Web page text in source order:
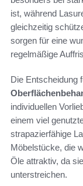
ist, während
gleichzeitig
sorgen für eine
regelmäßige
Die Entscheidung
individuellen
einem viel
strapazierfähige
Möbelstücke, die
Öle attraktiv, da
unterstreichen.